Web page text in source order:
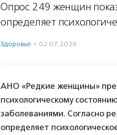
Опрос 249 женщин
определяет
Здоровье · 02.07.2026
АНО «Редкие женщины»
психологическому
заболеваниями. Согласно
определяет